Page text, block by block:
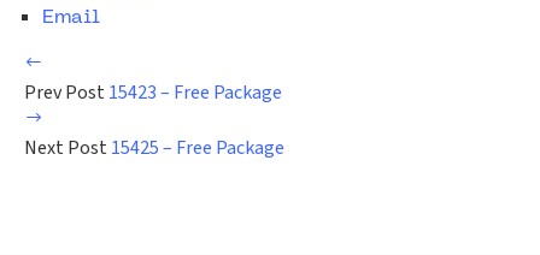
Email
Prev Post 15423 – Free Package
Next Post 15425 – Free Package